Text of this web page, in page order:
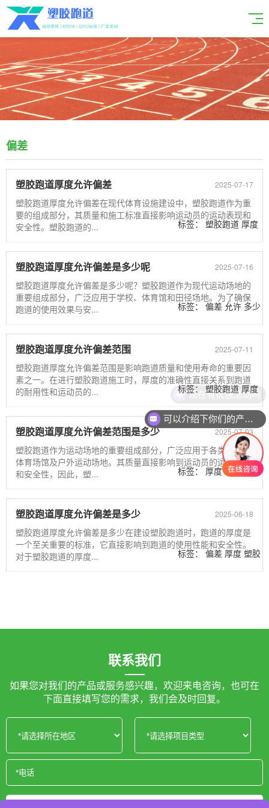
偏差
2025-07-17
塑胶跑道厚度允许偏差
塑胶跑道厚度允许偏差在现代体育设施建设中，塑胶跑道作为重
要的组成部分，其质量和施工标准直接影响运动员的运动表现和
安全性。塑胶跑道的...
标签： 塑胶跑道 厚度
2025-07-16
塑胶跑道厚度允许偏差是多少呢
塑胶跑道厚度允许偏差是多少呢？塑胶跑道作为现代运动场地的
重要组成部分，广泛应用于学校、体育馆和田径场地。为了确保
跑道的使用效果与安...
标签： 偏差 允许 多少
2025-07-11
塑胶跑道厚度允许偏差范围
塑胶跑道厚度允许偏差范围是影响跑道质量和使用寿命的重要因
素之一。在进行塑胶跑道施工时，厚度的准确性直接关系到跑道
的耐用性和运动员的...
标签： 塑胶跑道 厚度
2025-07-03
塑胶跑道厚度允许偏差范围是多少
塑胶跑道作为运动场地的重要组成部分，广泛应用于各类学校、
体育场馆及户外运动场地。其质量直接影响到运动员的运动体验
和安全性，因此，塑...
标签： 厚度 塑胶跑道
2025-06-18
塑胶跑道厚度允许偏差是多少
塑胶跑道厚度允许偏差是多少在建设塑胶跑道时，跑道的厚度是
一个至关重要的标准，它直接影响到跑道的使用性能和安全性。
对于塑胶跑道的厚度...
标签： 偏差 厚度 塑胶
联系我们
如果您对我们的产品或服务感兴趣，欢迎来电咨询，也可在
下面直接填写您的需求，我们会及时回复。
现在有优惠活动吗